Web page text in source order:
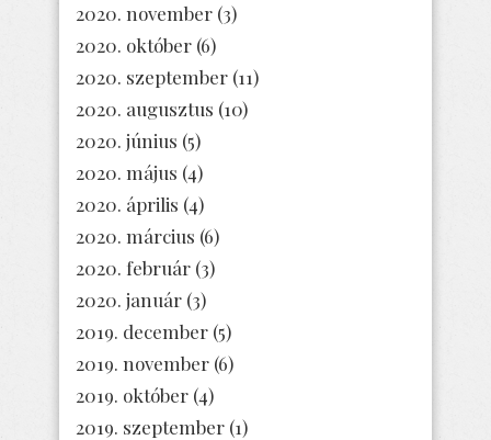
2020. november (3)
2020. október (6)
2020. szeptember (11)
2020. augusztus (10)
2020. június (5)
2020. május (4)
2020. április (4)
2020. március (6)
2020. február (3)
2020. január (3)
2019. december (5)
2019. november (6)
2019. október (4)
2019. szeptember (1)